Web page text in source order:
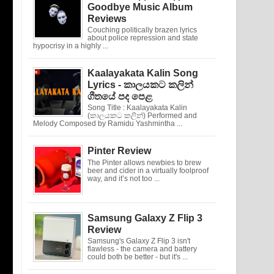
Goodbye Music Album
Reviews
Couching politically brazen lyrics
about police repression and state
hypocrisy in a highly ...
Kaalayakata Kalin Song
Lyrics - කාලයකට කලින්
ගීතයේ පද පෙළ
Song Title : Kaalayakata Kalin
(කාලයකට කලින්) Performed and
Melody Composed by Ramidu Yashmintha ...
Pinter Review
The Pinter allows newbies to brew
beer and cider in a virtually foolproof
way, and it’s not too ...
Samsung Galaxy Z Flip 3
Review
Samsung's Galaxy Z Flip 3 isn't
flawless - the camera and battery
could both be better - but it's ...